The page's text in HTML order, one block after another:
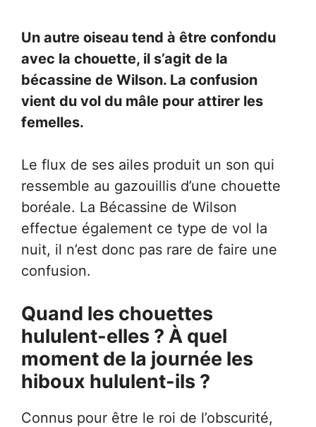
Un autre oiseau tend à être confondu
avec la chouette, il s’agit de la
bécassine de Wilson. La confusion
vient du vol du mâle pour attirer les
femelles.
Le flux de ses ailes produit un son qui
ressemble au gazouillis d’une chouette
boréale. La Bécassine de Wilson
effectue également ce type de vol la
nuit, il n’est donc pas rare de faire une
confusion.
Quand les chouettes
hululent-elles ? À quel
moment de la journée les
hiboux hululent-ils ?
Connus pour être le roi de l’obscurité,